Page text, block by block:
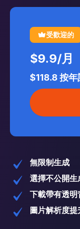
受歡迎的
$9.9/月
$118.8 按年
無限制生成
選擇不公開生
下載帶有透明
圖片解析度